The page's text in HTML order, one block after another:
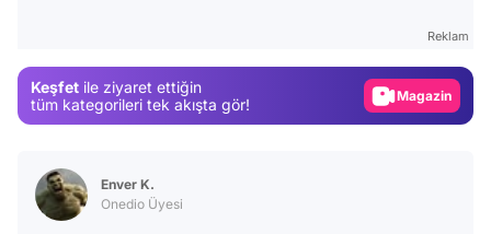
Reklam
Keşfet ile ziyaret ettiğin
tüm kategorileri tek akışta gör!
Magazin
Enver K.
Onedio Üyesi